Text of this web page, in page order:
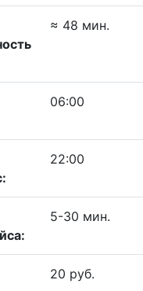
≈ 48 мин.
06:00
22:00
5-30 мин.
20 руб.